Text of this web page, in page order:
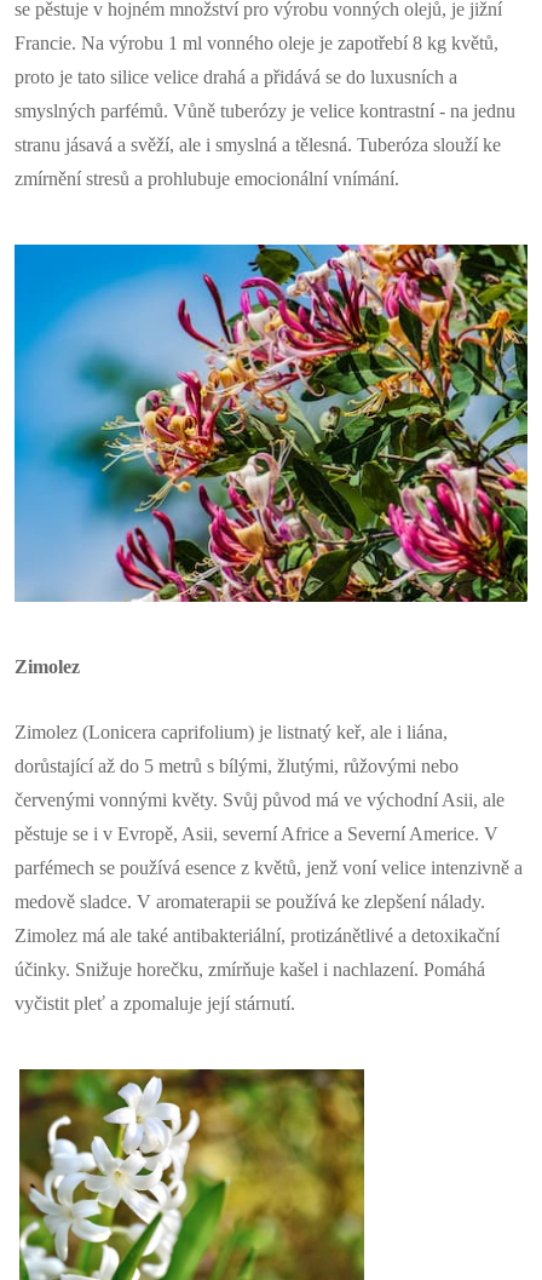
se pěstuje v hojném množství pro výrobu vonných olejů, je jižní
Francie. Na výrobu 1 ml vonného oleje je zapotřebí 8 kg květů,
proto je tato silice velice drahá a přidává se do luxusních a
smyslných parfémů. Vůně tuberózy je velice kontrastní - na jednu
stranu jásavá a svěží, ale i smyslná a tělesná. Tuberóza slouží ke
zmírnění stresů a prohlubuje emocionální vnímání.
Zimolez
Zimolez (Lonicera caprifolium) je listnatý keř, ale i liána,
dorůstající až do 5 metrů s bílými, žlutými, růžovými nebo
červenými vonnými květy. Svůj původ má ve východní Asii, ale
pěstuje se i v Evropě, Asii, severní Africe a Severní Americe. V
parfémech se používá esence z květů, jenž voní velice intenzivně a
medově sladce. V aromaterapii se používá ke zlepšení nálady.
Zimolez má ale také antibakteriální, protizánětlivé a detoxikační
účinky. Snižuje horečku, zmírňuje kašel i nachlazení. Pomáhá
vyčistit pleť a zpomaluje její stárnutí.